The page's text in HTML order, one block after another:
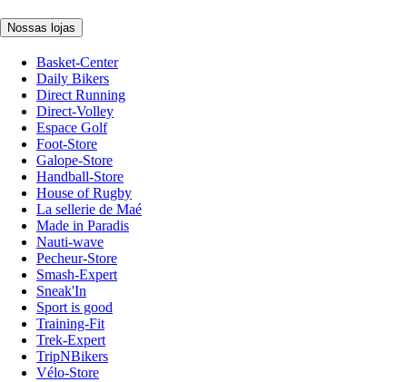
Nossas lojas
Basket-Center
Daily Bikers
Direct Running
Direct-Volley
Espace Golf
Foot-Store
Galope-Store
Handball-Store
House of Rugby
La sellerie de Maé
Made in Paradis
Nauti-wave
Pecheur-Store
Smash-Expert
Sneak'In
Sport is good
Training-Fit
Trek-Expert
TripNBikers
Vélo-Store